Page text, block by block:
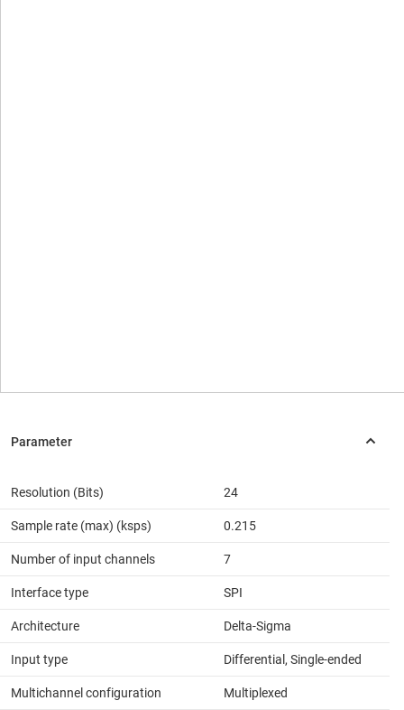
Resolution (Bits) 24
Sample rate (max) (ksps) 0.215
Number of input channels 7
Interface type SPI
Architecture Delta-Sigma
Input type Differential, Single-ended
Multichannel configuration Multiplexed